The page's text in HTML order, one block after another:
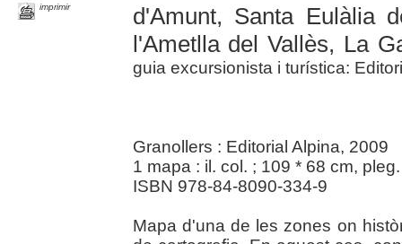
imprimir
d'Amunt, Santa Eulàlia
l'Ametlla del Vallès, La
guia excursionista i turística:
Granollers : Editorial Alpina, 2009
1 mapa : il. col. ; 109 * 68 cm,
ISBN 978-84-8090-334-9
Mapa d'una de les zones on